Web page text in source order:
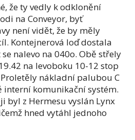
že ty vedly k odklonění
na Conveyor, byť
není vidět, že by měly
Kontejnerová loď dostala
nalevo na 040o. Obě střely
na levoboku 10-12 stop
nákladní palubou C
komunikační systém.
byl z Hermesu vyslán Lynx
hned vytáhl jednoho